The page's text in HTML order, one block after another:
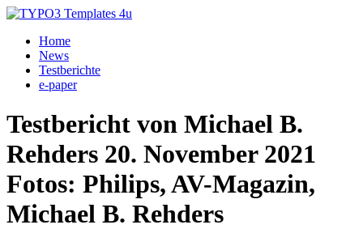
Home
News
Testberichte
e-paper
Testbericht von Michael B.
Rehders 20. November 2021
Fotos: Philips, AV-Magazin,
Michael B. Rehders